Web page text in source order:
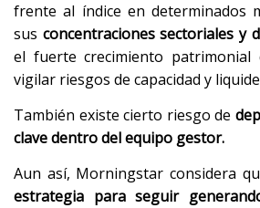
frente al índice en determinados
sus concentraciones sectoriales y
el fuerte crecimiento
vigilar riesgos de capacidad y
También existe cierto riesgo de
clave dentro del equipo gestor.
Aun así, Morningstar considera
estrategia para seguir